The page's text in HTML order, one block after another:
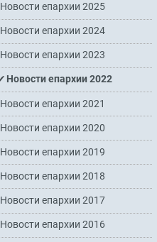
Новости епархии 2025
Новости епархии 2024
Новости епархии 2023
Новости епархии 2022
Новости епархии 2021
Новости епархии 2020
Новости епархии 2019
Новости епархии 2018
Новости епархии 2017
Новости епархии 2016